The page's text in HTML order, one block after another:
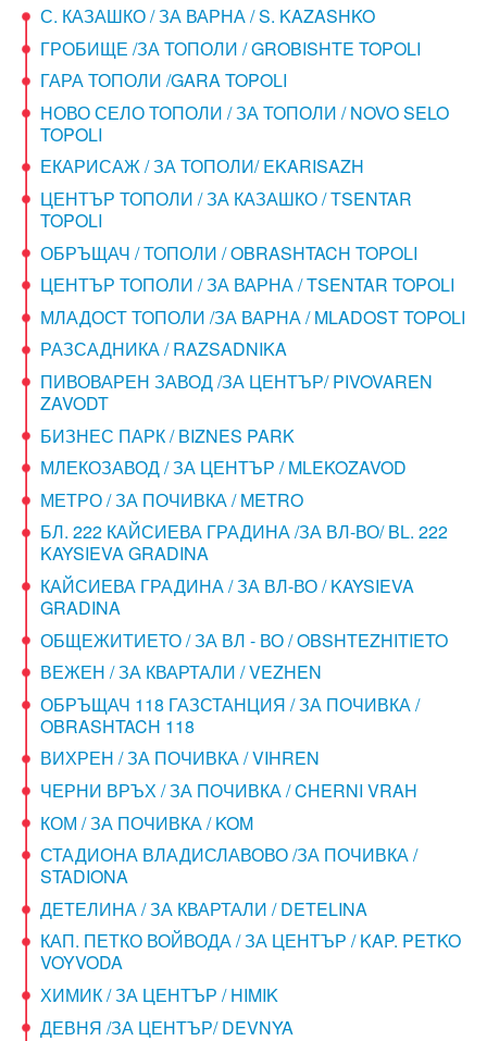
С. КАЗАШКО / ЗА ВАРНА / S. KAZASHKO
ГРОБИЩЕ /ЗА ТОПОЛИ / GROBISHTE TOPOLI
ГАРА ТОПОЛИ /GARA TOPOLI
НОВО СЕЛО ТОПОЛИ / ЗА ТОПОЛИ / NOVO SELO
TOPOLI
ЕКАРИСАЖ / ЗА ТОПОЛИ/ EKARISAZH
ЦЕНТЪР ТОПОЛИ / ЗА КАЗАШКО / TSENTAR
TOPOLI
ОБРЪЩАЧ / ТОПОЛИ / OBRASHTACH TOPOLI
ЦЕНТЪР ТОПОЛИ / ЗА ВАРНА / TSENTAR TOPOLI
МЛАДОСТ ТОПОЛИ /ЗА ВАРНА / MLADOST TOPOLI
РАЗСАДНИКА / RAZSADNIKA
ПИВОВАРЕН ЗАВОД /ЗА ЦЕНТЪР/ PIVOVAREN
ZAVODT
БИЗНЕС ПАРК / BIZNES PARK
МЛЕКОЗАВОД / ЗА ЦЕНТЪР / MLEKOZAVOD
МЕТРО / ЗА ПОЧИВКА / METRO
БЛ. 222 КАЙСИЕВА ГРАДИНА /ЗА ВЛ-ВО/ BL. 222
KAYSIEVA GRADINA
КАЙСИЕВА ГРАДИНА / ЗА ВЛ-ВО / KAYSIEVA
GRADINA
ОБЩЕЖИТИЕТО / ЗА ВЛ - ВО / OBSHTEZHITIETO
ВЕЖЕН / ЗА КВАРТАЛИ / VEZHEN
ОБРЪЩАЧ 118 ГАЗСТАНЦИЯ / ЗА ПОЧИВКА /
OBRASHTACH 118
ВИХРЕН / ЗА ПОЧИВКА / VIHREN
ЧЕРНИ ВРЪХ / ЗА ПОЧИВКА / CHERNI VRAH
КОМ / ЗА ПОЧИВКА / KOM
СТАДИОНА ВЛАДИСЛАВОВО /ЗА ПОЧИВКА /
STADIONA
ДЕТЕЛИНА / ЗА КВАРТАЛИ / DETELINA
КАП. ПЕТКО ВОЙВОДА / ЗА ЦЕНТЪР / KAP. PETKO
VOYVODA
ХИМИК / ЗА ЦЕНТЪР / HIMIK
ДЕВНЯ /ЗА ЦЕНТЪР/ DEVNYA